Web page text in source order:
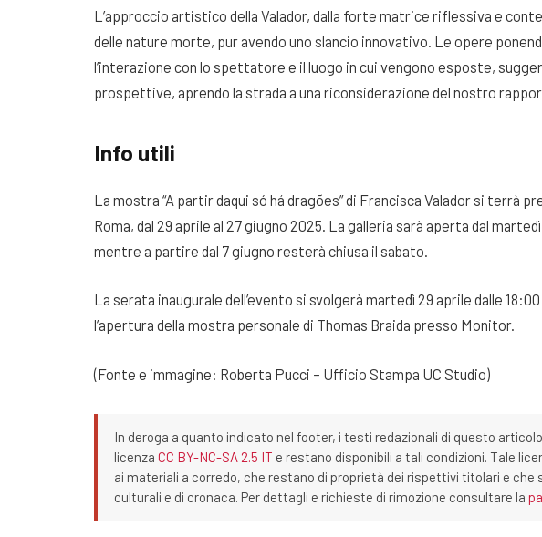
L’approccio artistico della Valador, dalla forte matrice riflessiva e
delle nature morte, pur avendo uno slancio innovativo. Le opere
l’interazione con lo spettatore e il luogo in cui vengono esposte,
prospettive, aprendo la strada a una riconsiderazione del nostro
Info utili
La mostra “A partir daqui só há dragões” di Francisca Valador si terrà
Roma, dal 29 aprile al 27 giugno 2025. La galleria sarà aperta dal
mentre a partire dal 7 giugno resterà chiusa il sabato.
La serata inaugurale dell’evento si svolgerà martedì 29 aprile dalle
l’apertura della mostra personale di Thomas Braida presso Monitor.
(Fonte e immagine: Roberta Pucci – Ufficio Stampa UC Studio)
In deroga a quanto indicato nel footer, i testi redazionali di questo
licenza CC BY-NC-SA 2.5 IT e restano disponibili a tali condizioni. Tale
ai materiali a corredo, che restano di proprietà dei rispettivi titolari e che
culturali e di cronaca. Per dettagli e richieste di rimozione consultare la